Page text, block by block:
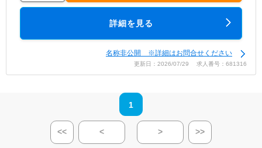
詳細を見る
名称非公開 ※詳細はお問合せください
更新日：2026/07/29 求人番号：681316
1
<< < > >>